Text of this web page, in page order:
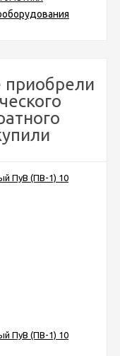
приобрели
ПуВ (ПВ-1) 10
ПуВ (ПВ-1) 10